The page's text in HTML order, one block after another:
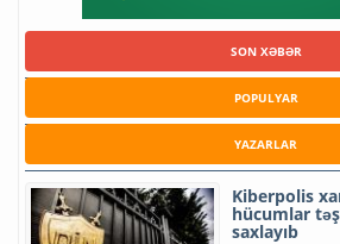
SON XƏBƏR
POPULYAR
YAZARLAR
Kiberpolis
hücumlar
saxlayıb